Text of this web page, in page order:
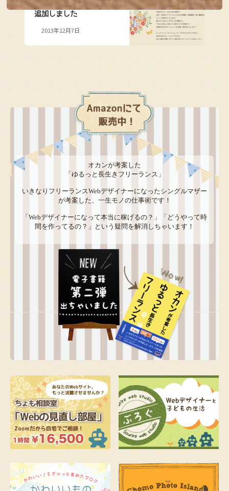
ションサロンChobi様」を
追加しました
2013年12月7日
オカンが考案した
「ゆるっと長生きフリーランス」
いきなりフリーランスWebデザイナーになったシングルマザー
が考案した、一生モノの仕事術です！
「Webデザイナーになって本当に稼げるの？」「どうやって時
間を作ってるの？」という疑問を解消しちゃいます！